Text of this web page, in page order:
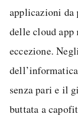
applicazioni da
delle cloud app
eccezione.
senza pari e il
buttata a